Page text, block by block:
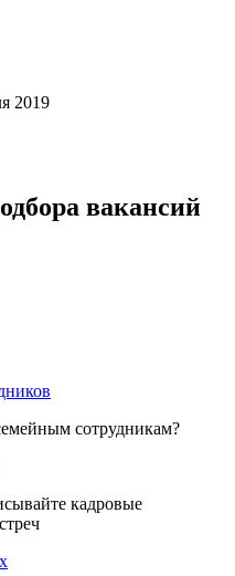
2019
вакансий
сотрудникам?
кадровые